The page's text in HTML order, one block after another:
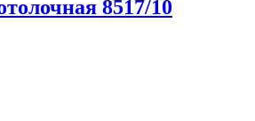
8517/10